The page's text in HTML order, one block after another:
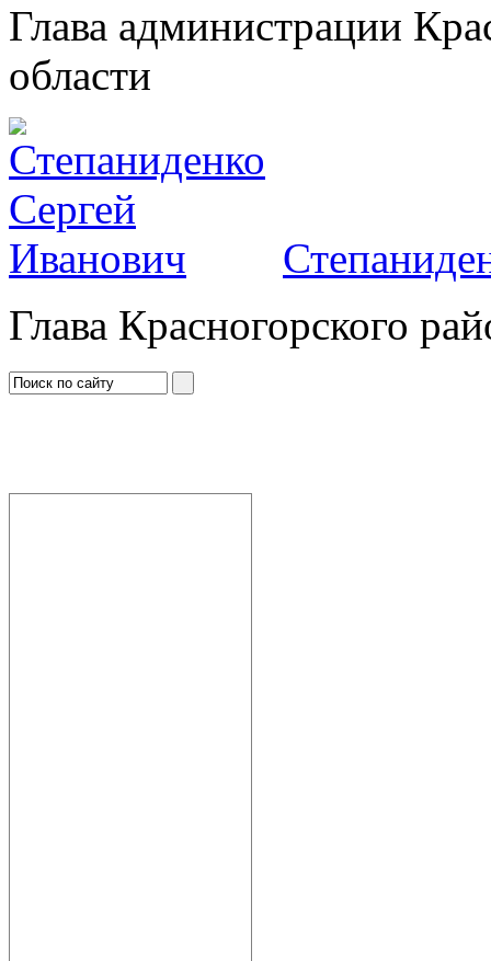
Глава администрации
области
Глава Красногорского